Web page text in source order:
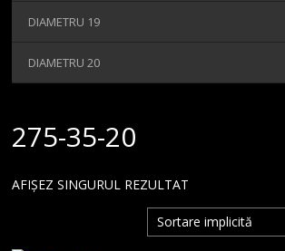
CONTACT
DIAMETRU 19
DIAMETRU 20
275-35-20
AFIȘEZ SINGURUL REZULTAT